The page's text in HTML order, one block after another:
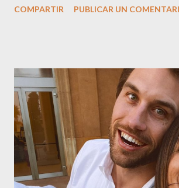
sector en una cena de reconocimiento.Sus
peluquería del grupo.Justo hace unos días
contaba detalles del homenaje en Actualida
radio,en el programa que presento todos los
horas . Carolina y Quionia Pagés Carolina
Museu Marítim de BCN ,en las Drassanes
destacadas del sector,así como clientes,
de comunicación, en una velada inolvidable
COMPARTIR PUBLICAR UN